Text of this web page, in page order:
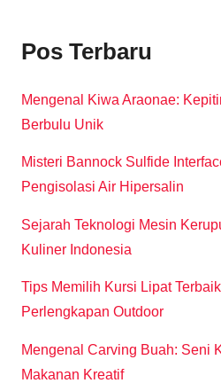
Pos Terbaru
Mengenal Kiwa Araonae:
Berbulu Unik
Misteri Bannock Sulfide
Pengisolasi Air Hipersalin
Sejarah Teknologi Mesin
Kuliner Indonesia
Tips Memilih Kursi Lipat
Perlengkapan Outdoor
Mengenal Carving Buah: Seni
Makanan Kreatif